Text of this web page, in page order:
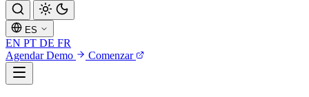
ES
EN PT DE FR
Agendar Demo
Comenzar